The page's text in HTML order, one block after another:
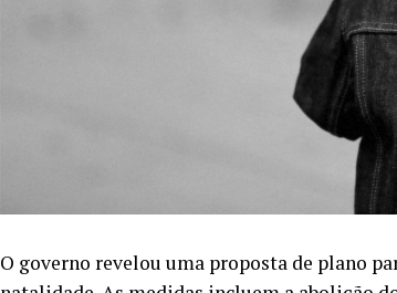
O governo revelou uma proposta de plano